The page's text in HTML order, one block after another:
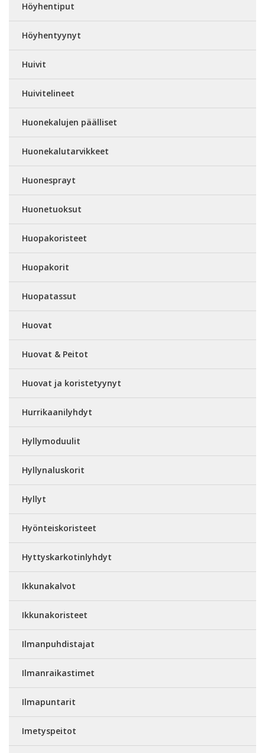
Höyhentiput
Höyhentyynyt
Huivit
Huivitelineet
Huonekalujen päälliset
Huonekalutarvikkeet
Huonesprayt
Huonetuoksut
Huopakoristeet
Huopakorit
Huopatassut
Huovat
Huovat & Peitot
Huovat ja koristetyynyt
Hurrikaanilyhdyt
Hyllymoduulit
Hyllynaluskorit
Hyllyt
Hyönteiskoristeet
Hyttyskarkotinlyhdyt
Ikkunakalvot
Ikkunakoristeet
Ilmanpuhdistajat
Ilmanraikastimet
Ilmapuntarit
Imetyspeitot